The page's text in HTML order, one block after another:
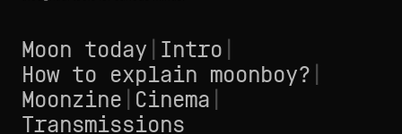
Moon today Intro
How to explain moonboy?
Moonzine Cinema
Transmissions